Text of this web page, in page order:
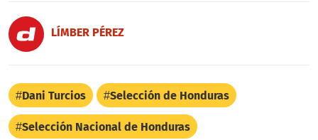
LÍMBER PÉREZ
Dani Turcios Selección de Honduras
Selección Nacional de Honduras